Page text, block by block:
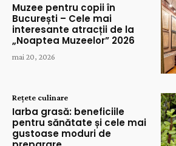
Muzee pentru copii în
București – Cele mai
interesante atracții de la
„Noaptea Muzeelor” 2026
mai 20, 2026
Rețete culinare
Iarba grasă: beneficiile
pentru sănătate și cele mai
gustoase moduri de